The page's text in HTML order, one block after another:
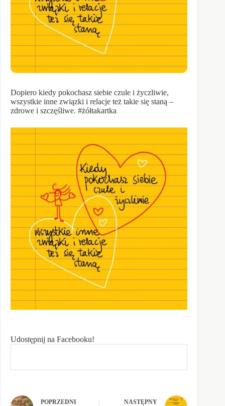
Dopiero kiedy pokochasz siebie czule i życzliwie,
wszystkie inne związki i relacje też takie się staną –
zdrowe i szczęśliwe. #żółtakartka
Udostępnij na Facebooku!
POPRZEDNI NASTĘPNY